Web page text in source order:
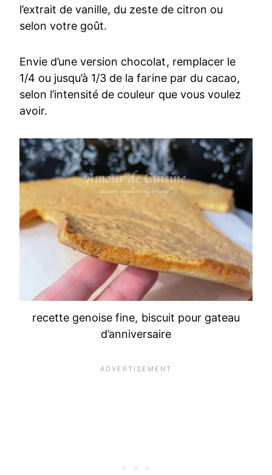
l’extrait de vanille, du zeste de citron ou
selon votre goût.
Envie d’une version chocolat, remplacer le
1/4 ou jusqu’à 1/3 de la farine par du cacao,
selon l’intensité de couleur que vous voulez
avoir.
recette genoise fine, biscuit pour gateau
d’anniversaire